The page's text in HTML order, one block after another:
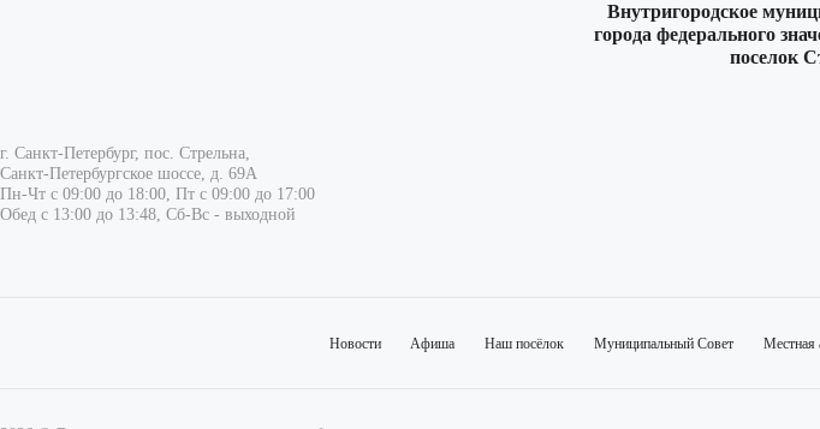
Внутригородское
города федерального
поселок
г. Санкт-Петербург, пос. Стрельна,
Санкт-Петербургское шоссе, д. 69А
Пн-Чт с 09:00 до 18:00, Пт с 09:00 до 17:00
Обед с 13:00 до 13:48, Сб-Вс - выходной
Новости Афиша Наш посёлок Муниципальный Совет Местная